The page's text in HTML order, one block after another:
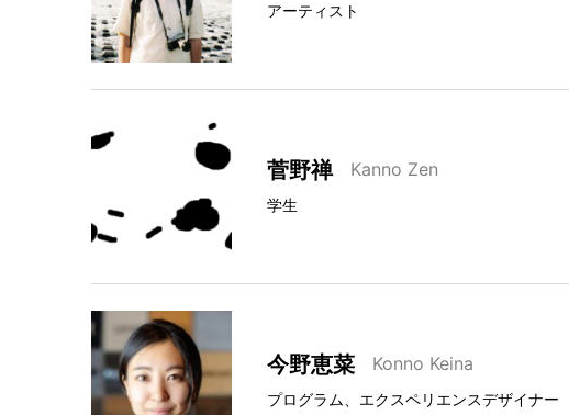
アーティスト
菅野禅 Kanno Zen
学生
今野恵菜 Konno Keina
プログラム、エクスペリエンスデザイナー